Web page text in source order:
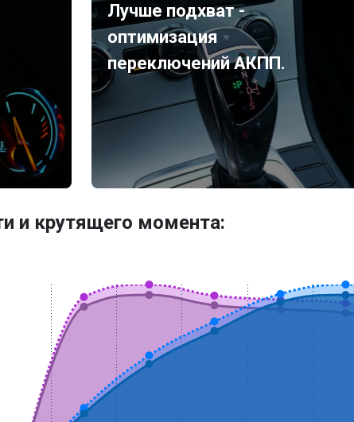
Лучше подхват -
оптимизация
переключений АКПП.
и крутящего момента: